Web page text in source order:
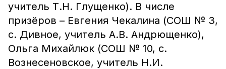
учитель Т.Н. Глущенко). В числе
призёров – Евгения Чекалина (СОШ № 3,
с. Дивное, учитель А.В. Андрющенко),
Ольга Михайлюк (СОШ № 10, с.
Вознесеновское, учитель Н.И.